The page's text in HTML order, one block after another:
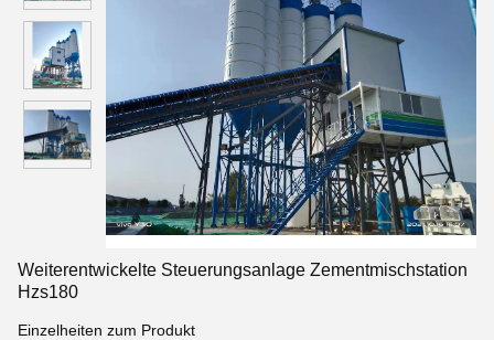
Weiterentwickelte Steuerungsanlage Zementmischstation
Hzs180
Einzelheiten zum Produkt